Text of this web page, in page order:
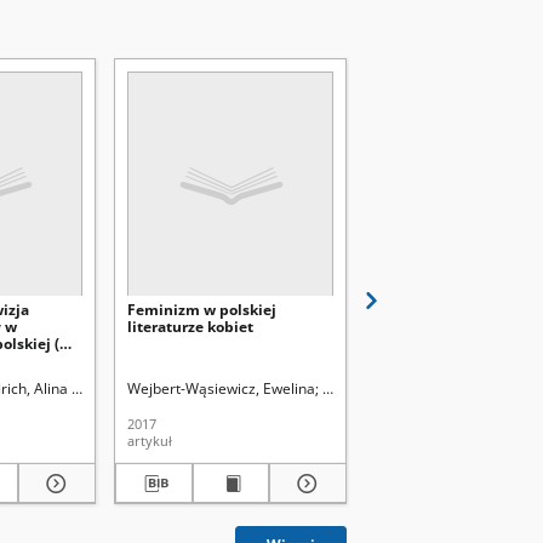
Instytut Historii Latawiec, Krzysztof. Redaktor naczelny
w
(w
Alina (1931-)
Feminizm w polskiej
literaturze kobiet
Wejbert-Wąsiewicz, Ewelina Uniwersytet Marii Curie-
2017
artykuł